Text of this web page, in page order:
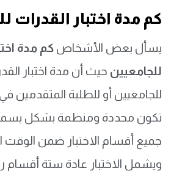
كم مدة اختبار القدرات
يسأل بعض الأشخاص كم مدة
للجامعيين حيث أن مدة اختبار
للجامعيين أو للطلبة المتقدمين
تكون محددة ومنظمة بشكل يسمح
جميع أقسام الاختبار ضمن
ويشمل الاختبار عادة ستة